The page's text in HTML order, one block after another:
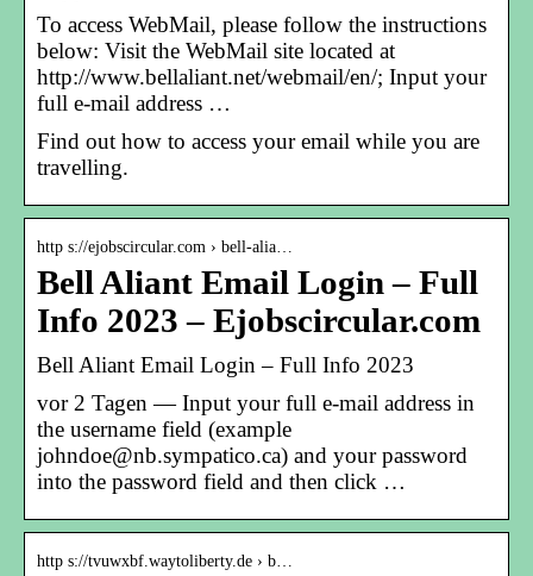
To access WebMail, please follow the instructions
below: Visit the WebMail site located at
http://www.bellaliant.net/webmail/en/; Input your
full e-mail address …
Find out how to access your email while you are
travelling.
http s://ejobscircular.com › bell-alia…
Bell Aliant Email Login – Full
Info 2023 – Ejobscircular.com
Bell Aliant Email Login – Full Info 2023
vor 2 Tagen — Input your full e-mail address in
the username field (example
johndoe@nb.sympatico.ca) and your password
into the password field and then click …
http s://tvuwxbf.waytoliberty.de › b…